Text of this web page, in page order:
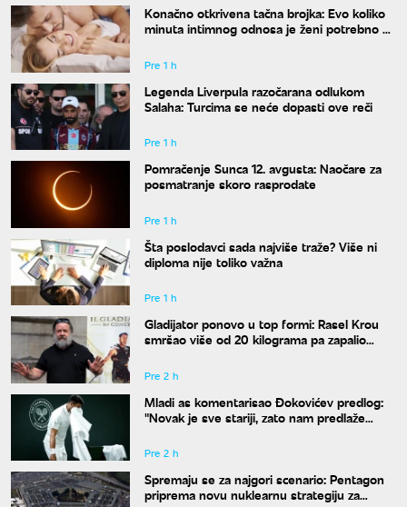
Konačno otkrivena tačna brojka: Evo koliko
minuta intimnog odnosa je ženi potrebno da
Pre 1 h
Legenda Liverpula razočarana odlukom
Salaha: Turcima se neće dopasti ove reči
Pre 1 h
Pomračenje Sunca 12. avgusta: Naočare za
posmatranje skoro rasprodate
Pre 1 h
Šta poslodavci sada najviše traže? Više ni
diploma nije toliko važna
Pre 1 h
Gladijator ponovo u top formi: Rasel Krou
smršao više od 20 kilograma pa zapalio
Pre 2 h
Mladi as komentarisao Đokovićev predlog:
"Novak je sve stariji, zato nam predlaže
Pre 2 h
Spremaju se za najgori scenario: Pentagon
priprema novu nuklearnu strategiju za